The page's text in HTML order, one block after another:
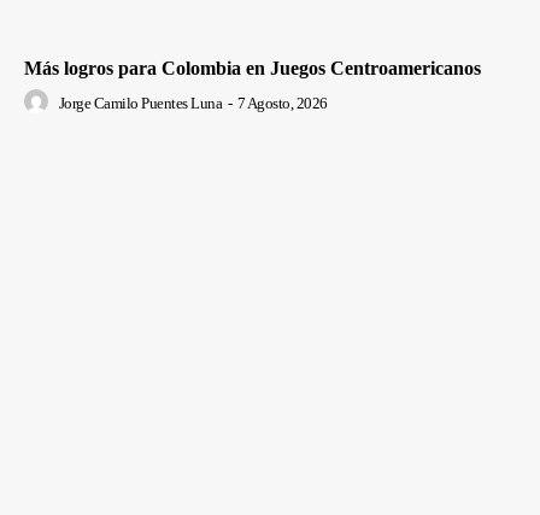
Más logros para Colombia en Juegos Centroamericanos
Jorge Camilo Puentes Luna - 7 Agosto, 2026